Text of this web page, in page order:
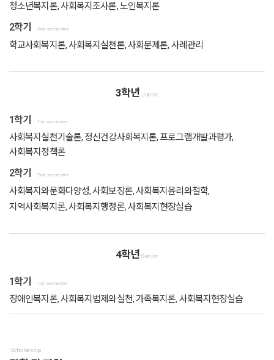
청소년복지론, 사회복지조사론, 노인복지론
2학기 2nd semester
학교사회복지론, 사회복지실천론, 사회문제론, 사례관리
3학년 Junior
1학기 1st semester
사회복지실천기술론, 정신건강사회복지론, 프로그램개발과평가,
사회복지정책론
2학기 2nd semester
사회복지와문화다양성, 사회보장론, 사회복지윤리와철학,
지역사회복지론, 사회복지행정론, 사회복지현장실습
4학년Senior
1학기 1st semester
장애인복지론, 사회복지법제와실천, 가족복지론, 사회복지현장실습
Scholarship